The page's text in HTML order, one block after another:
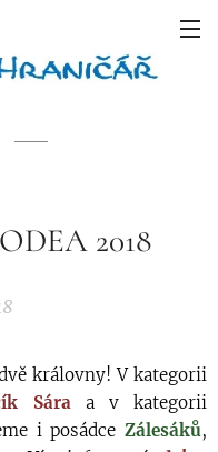
2018
královny! V kategorii
Sára a v kategorii
i posádceZálesáků,